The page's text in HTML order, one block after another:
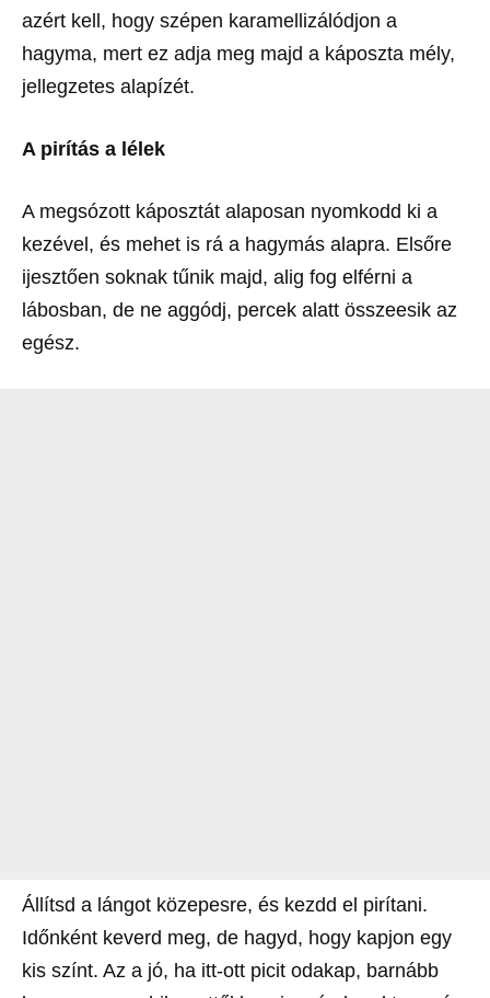
azért kell, hogy szépen karamellizálódjon a
hagyma, mert ez adja meg majd a káposzta mély,
jellegzetes alapízét.
A pirítás a lélek
A megsózott káposztát alaposan nyomkodd ki a
kezével, és mehet is rá a hagymás alapra. Elsőre
ijesztően soknak tűnik majd, alig fog elférni a
lábosban, de ne aggódj, percek alatt összeesik az
egész.
Állítsd a lángot közepesre, és kezdd el pirítani.
Időnként keverd meg, de hagyd, hogy kapjon egy
kis színt. Az a jó, ha itt-ott picit odakap, barnább